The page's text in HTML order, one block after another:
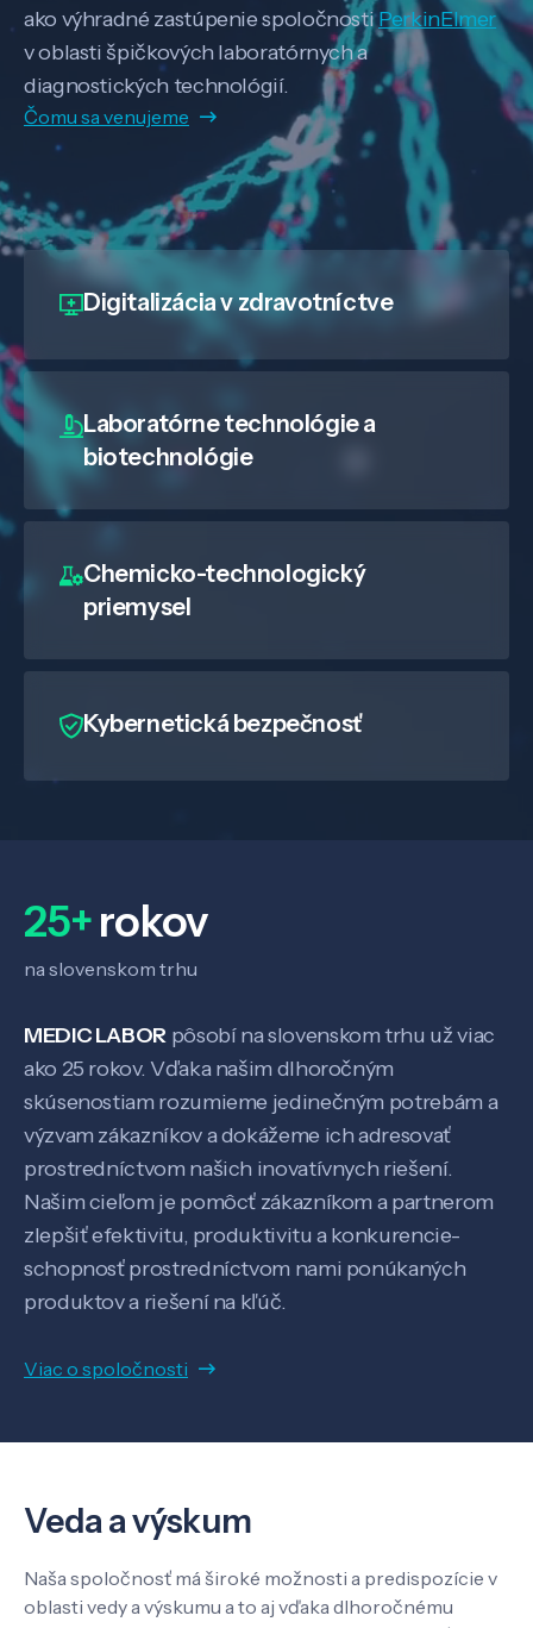
ako výhradné zastúpenie spoločnostiPerkinElmer
v oblasti špičkových laboratórnych a
diagnostických technológií.
Čomu sa venujeme
Digitalizáciav zdravotníctve
Laboratórne technológie a
biotechnológie
Chemicko-technologický
priemysel
Kybernetická bezpečnosť
25+rokov
na slovenskom trhu
MEDIC LABOR pôsobí na slovenskom trhu už viac
ako 25 rokov. Vďaka našim dlhoročným
skúsenostiam rozumieme jedinečným potrebám a
výzvam zákazníkov a dokážeme ich adresovať
prostredníctvom našich inovatívnych riešení.
Našim cieľom je pomôcť zákazníkom a partnerom
zlepšiť efektivitu, produktivitu a konkurencie-
schopnosť prostredníctvom nami ponúkaných
produktov a riešení na kľúč.
Viac o spoločnosti
Veda a výskum
Naša spoločnosť má široké možnosti a predispozície v
oblasti vedy a výskumu a to aj vďaka dlhoročnému